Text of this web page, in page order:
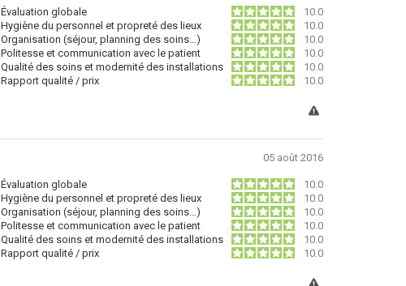
Évaluation globale
10.0
Hygiène du personnel et propreté des lieux
10.0
Organisation (séjour, planning des soins…)
10.0
Politesse et communication avec le patient
10.0
Qualité des soins et modernité des installations
10.0
Rapport qualité / prix
10.0
05 août 2016
Évaluation globale
10.0
Hygiène du personnel et propreté des lieux
10.0
Organisation (séjour, planning des soins…)
10.0
Politesse et communication avec le patient
10.0
Qualité des soins et modernité des installations
10.0
Rapport qualité / prix
10.0